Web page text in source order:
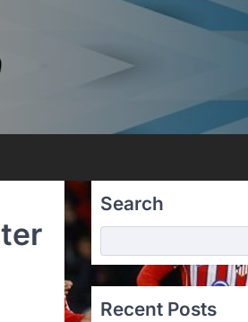
Search
Recent Posts